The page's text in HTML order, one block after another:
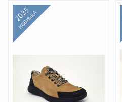
2025
НОВИНКА